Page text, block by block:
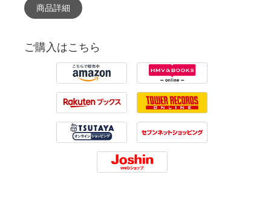
商品詳細
ご購入はこちら
Amazon HMV
Rakuten Tower Records
Tsutaya 7net
Joshin